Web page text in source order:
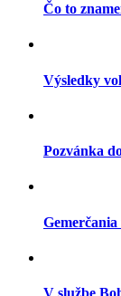
Čo to
Výsledky
Pozvánka